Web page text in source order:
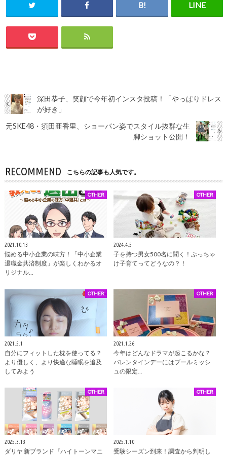
深田恭子、笑顔で今年初インスタ投稿！「やっぱりドレス
が好き」
元SKE48・須田亜香里、ショーパン姿でスタイル抜群な生
脚ショット公開！
RECOMMEND こちらの記事も人気です。
OTHER
2021.10.13
悩める中小企業の味方！「中小企業
退職金共済制度」が楽しくわかるオ
リジナル…
OTHER
2024.4.5
子を持つ男女500名に聞く！ぶっちゃ
け子育てってどうなの？！
OTHER
2021.5.1
自分にフィットした枕を使ってる？
より優しく、より快適な睡眠を追及
してみよう
OTHER
2021.1.26
今年はどんなドラマが起こるかな？
バレンタインデーにはブールミッシ
ュの限定…
OTHER
2025.3.13
ダリヤ 新ブランド『ハイトーンマニ
OTHER
2025.1.10
受験シーズン到来！調査から判明し